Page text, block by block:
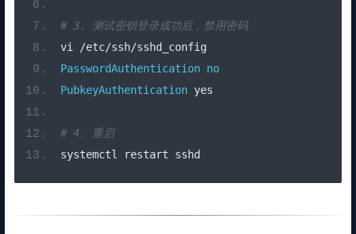
# 3. 测试密钥登录成功后，禁用密码
vi
/etc/ssh/sshd_config
PasswordAuthentication no
PubkeyAuthentication yes
# 4. 重启
systemctl restart sshd